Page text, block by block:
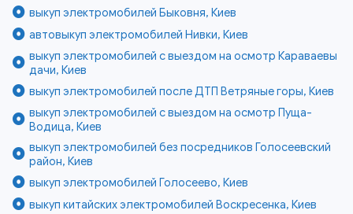
выкуп электромобилей Быковня, Киев
автовыкуп электромобилей Нивки, Киев
выкуп электромобилей с выездом на осмотр Караваевы
дачи, Киев
выкуп электромобилей после ДТП Ветряные горы, Киев
выкуп электромобилей с выездом на осмотр Пуща-
Водица, Киев
выкуп электромобилей без посредников Голосеевский
район, Киев
выкуп электромобилей Голосеево, Киев
выкуп китайских электромобилей Воскресенка, Киев